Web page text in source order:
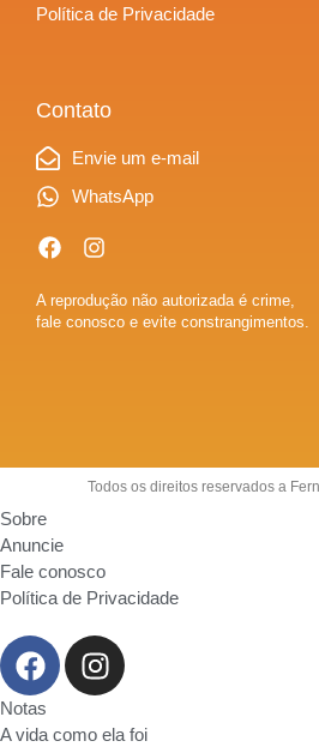
Política de Privacidade
Contato
Envie um e-mail
WhatsApp
A reprodução não autorizada é crime,
fale conosco e evite constrangimentos.
Todos os direitos reservados a
Sobre
Anuncie
Fale conosco
Política de Privacidade
Notas
A vida como ela foi